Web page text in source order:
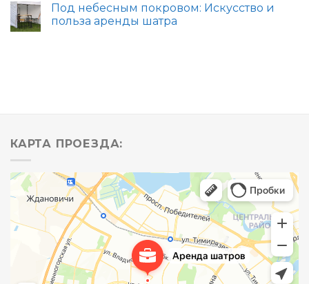
Под небесным покровом: Искусство и
польза аренды шатра
КАРТА ПРОЕЗДА: